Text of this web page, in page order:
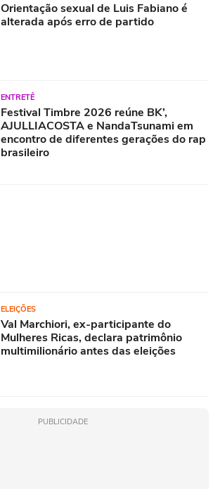
Orientação sexual de Luis Fabiano é
alterada após erro de partido
ENTRETÊ
Festival Timbre 2026 reúne BK’,
AJULLIACOSTA e NandaTsunami em
encontro de diferentes gerações do rap
brasileiro
ELEIÇÕES
Val Marchiori, ex-participante do
Mulheres Ricas, declara patrimônio
multimilionário antes das eleições
PUBLICIDADE